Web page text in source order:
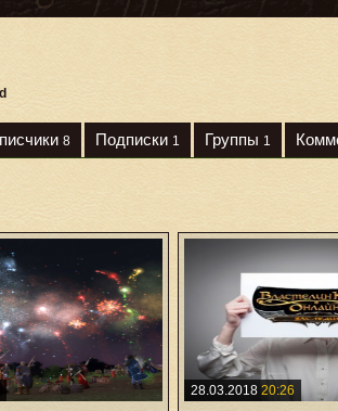
8 Подписки 1 Группы 1
28.03.2018 20:26